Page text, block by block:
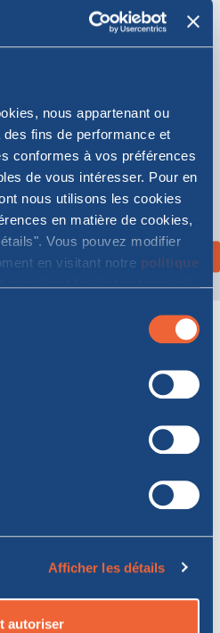
nous appartenant ou
fins de performance et
conformes à vos préférences
de vous intéresser. Pour en
nous utilisons les cookies
en matière de cookies,
Vous pouvez modifier
en visitant notre politique
suivant les instructions qui
stockage de cookies sur
Afficher les détails
autoriser
de cette
services à bord
cours sur
vous intéresser
Elbe